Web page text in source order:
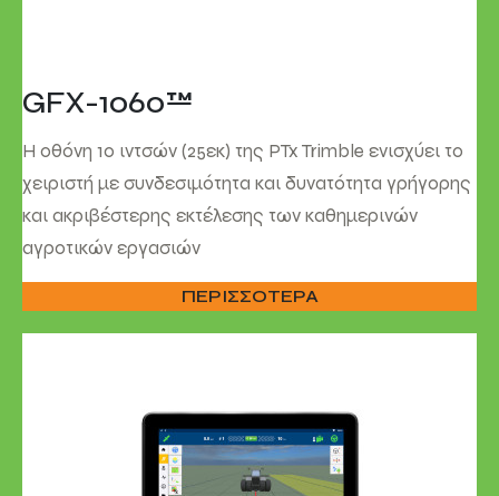
GFX-1060™
Η οθόνη 10 ιντσών (25εκ) της PTx Trimble ενισχύει το
χειριστή με συνδεσιμότητα και δυνατότητα γρήγορης
και ακριβέστερης εκτέλεσης των καθημερινών
αγροτικών εργασιών
ΠΕΡΙΣΣΟΤΕΡΑ